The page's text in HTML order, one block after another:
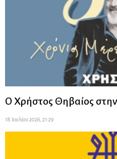
Ο Χρήστος Θηβαίος
18 Ιουλίου 2026, 21:29